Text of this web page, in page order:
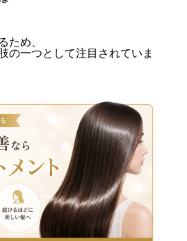
ため、
の一つとして注目されていま